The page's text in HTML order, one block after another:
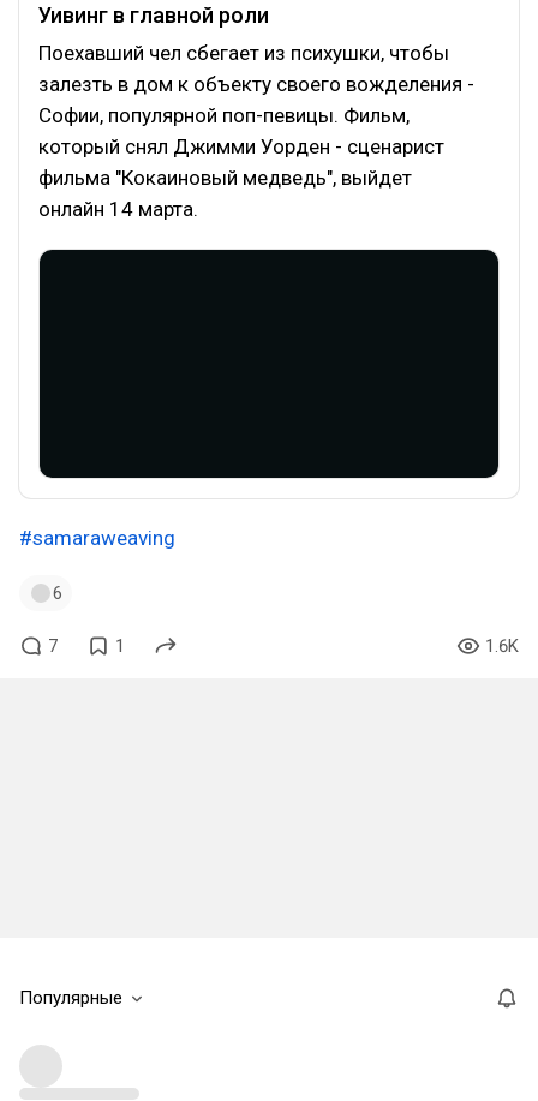
Уивинг в главной роли
Поехавший чел сбегает из психушки, чтобы
залезть в дом к объекту своего вожделения -
Софии, популярной поп-певицы. Фильм,
который снял Джимми Уорден - сценарист
фильма "Кокаиновый медведь", выйдет
онлайн 14 марта.
#samaraweaving
6
7 1 1.6K
Популярные